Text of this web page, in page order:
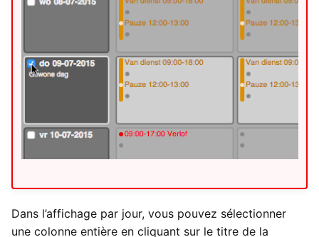
Dans l’affichage par jour, vous pouvez sélectionner
une colonne entière en cliquant sur le titre de la